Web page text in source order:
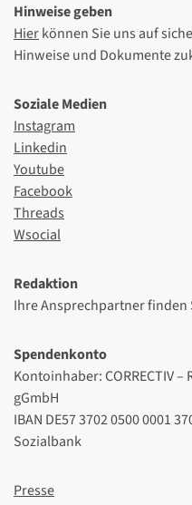
Hinweise geben
Hierkönnen Sie uns auf
Hinweise und Dokumente
Soziale Medien
Instagram
Linkedin
Youtube
Facebook
Threads
Wsocial
Redaktion
Ihre Ansprechpartner finden
Spendenkonto
Kontoinhaber: CORRECTIV
gGmbH
IBAN DE57 3702 0500 0001
Sozialbank
Presse